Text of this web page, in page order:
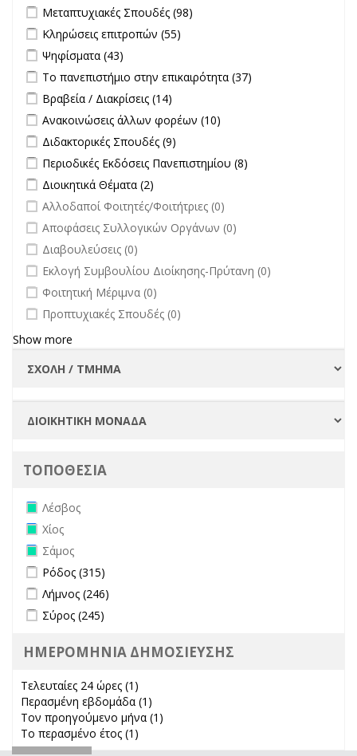
Apply Μεταπτυχιακές Σπουδές filter
Μεταπτυχιακές Σπουδές (98)
Apply Κληρώσεις επιτροπών filter
Κληρώσεις επιτροπών (55)
Apply Ψηφίσματα filter
Ψηφίσματα (43)
Apply Το πανεπιστήμιο στην επικαιρότητα filter
Το πανεπιστήμιο στην επικαιρότητα (37)
Apply Βραβεία / Διακρίσεις filter
Βραβεία / Διακρίσεις (14)
Apply Ανακοινώσεις άλλων φορέων filter
Ανακοινώσεις άλλων φορέων (10)
Apply Διδακτορικές Σπουδές filter
Διδακτορικές Σπουδές (9)
Apply Περιοδικές Εκδόσεις Πανεπιστημίου filter
Περιοδικές Εκδόσεις Πανεπιστημίου (8)
Apply Διοικητικά Θέματα filter
Διοικητικά Θέματα (2)
undefined
Αλλοδαποί Φοιτητές/Φοιτήτριες (0)
undefined
Αποφάσεις Συλλογικών Οργάνων (0)
undefined
Διαβουλεύσεις (0)
undefined
Εκλογή Συμβουλίου Διοίκησης-Πρύτανη (0)
undefined
Φοιτητική Μέριμνα (0)
undefined
Προπτυχιακές Σπουδές (0)
Show more
ΤΟΠΟΘΕΣΙΑ
Remove Λέσβος filter
Λέσβος
Remove Χίος filter
Χίος
Remove Σάμος filter
Σάμος
Apply Ρόδος filter
Ρόδος (315)
Apply Λήμνος filter
Λήμνος (246)
Apply Σύρος filter
Σύρος (245)
ΗΜΕΡΟΜΗΝΙΑ ΔΗΜΟΣΙΕΥΣΗΣ
Τελευταίες 24 ώρες (1)
Περασμένη εβδομάδα (1)
Τον προηγούμενο μήνα (1)
Το περασμένο έτος (1)